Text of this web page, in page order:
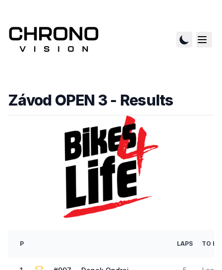
Závod OPEN 3 - Results
P LAPS TO P1